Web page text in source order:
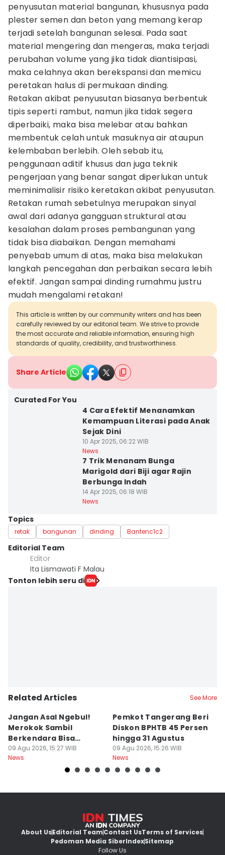
penyusutan material bangunan, khususnya pada
plester semen dan beton yang memang kerap
terjadi setelah bangunan selesai. Pada saat
material mengering dan mengeras, maka terjadi
perubahan volume yang jika tidak diantisipasi,
maka celahnya akan berekspansi dan memicu
peretakan halus di permukaan dinding.
Retakan akibat penyusutan biasanya berbentuk
tipis seperti rambut, namun jika tidak segera
diperbaiki, maka bisa melebar atau bahkan
membentuk celah untuk masuknya air ataupun
kelembaban berlebih. Oleh sebab itu,
penggunaan aditif khusus dan juga teknik
pengerjaan yang benar sangat diperlukan untuk
meminimalisir risiko keretakan akibat penyusutan.
Retakan rumah sebetulnya merupakan sinyal
awal dari adanya gangguan struktural atau
kesalahan dalam proses pembangunan yang
tidak bisa diabaikan. Dengan memahami
penyebab umum di atas, maka bisa melakukan
langkah pencegahan dan perbaikan secara lebih
efektif. Jangan sampai dinding rumahmu justru
mudah mengalami retakan!
This article is written by our community writers and has been
carefully reviewed by our editorial team. We strive to provide
the most accurate and reliable information, ensuring high
standards of quality, credibility, and trustworthiness.
Share Article
Curated For You
4 Cara Efektif Menanamkan
Kemampuan Literasi pada Anak
Sejak Dini
10 Apr 2025, 06:22 WIB
News
7 Trik Menanam Bunga
Marigold dari Biji agar Rajin
Berbunga Indah
14 Apr 2025, 06:18 WIB
News
Topics
retak bangunan dinding Bantenc1c2
Editorial Team
Editor
Ita Lismawati F Malau
Tonton lebih seru di
Related Articles See More
Jangan Asal Ngebul!
Merokok Sambil
Berkendara Bisa
Didenda Rp750 Ribu
09 Agu 2026, 15:27 WIB
News
Pemkot Tangerang Beri
Diskon BPHTB 45 Persen
hingga 31 Agustus
09 Agu 2026, 15:26 WIB
News
About UsEditorial TeamContact UsTerms of Services
Pedoman Media SiberIndexSitemap
Follow Us